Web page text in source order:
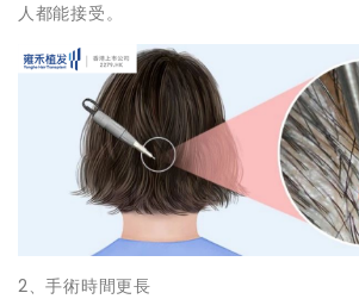
人都能接受。
2、手術時間更長